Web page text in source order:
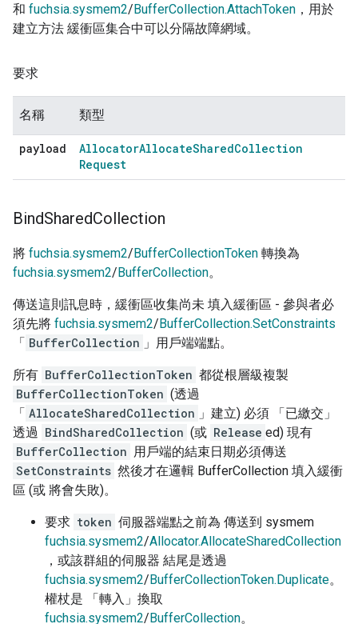
和 fuchsia.sysmem2/BufferCollection.AttachToken ，用於
建立方法 緩衝區集合中可以分隔故障網域。
要求
名稱 類型
payload AllocatorAllocateSharedCollection
Request
BindSharedCollection
將 fuchsia.sysmem2/BufferCollectionToken 轉換為
fuchsia.sysmem2/BufferCollection。
傳送這則訊息時，緩衝區收集尚未 填入緩衝區 - 參與者必
須先將 fuchsia.sysmem2/BufferCollection.SetConstraints
「 BufferCollection 」用戶端端點。
所有 BufferCollectionToken 都從根層級複製
BufferCollectionToken (透過
「 AllocateSharedCollection 」建立) 必須 「已繳交」
透過 BindSharedCollection (或 Release ed) 現有
BufferCollection 用戶端的結束日期必須傳送
SetConstraints 然後才在邏輯 BufferCollection 填入緩衝
區 (或 將會失敗)。
要求 token 伺服器端點之前為 傳送到 sysmem
fuchsia.sysmem2/Allocator.AllocateSharedCollection
，或該群組的伺服器 結尾是透過
fuchsia.sysmem2/BufferCollectionToken.Duplicate。
權杖是 「轉入」換取
fuchsia.sysmem2/BufferCollection。